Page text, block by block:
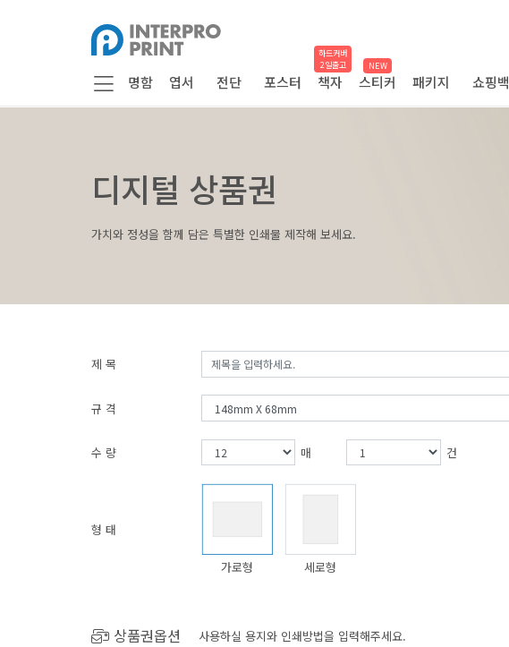
명함 엽서 전단 포스터
하드커버
2일출고
책자
NEW
스티커 패키지 쇼핑백
디지털 상품권
가치와 정성을 함께 담은 특별한 인쇄물 제작해 보세요.
제 목
규 격
수 량 매 건
형 태
가로형 세로형
상품권옵션 사용하실 용지와 인쇄방법을 입력해주세요.